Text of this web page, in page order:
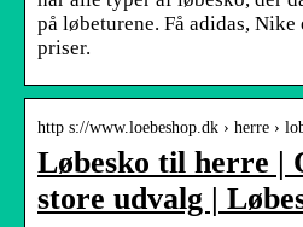
på løbeturene. Få adidas,
priser.
http s://www.loebeshop.dk › herre ›
Løbesko til herre |
store udvalg |